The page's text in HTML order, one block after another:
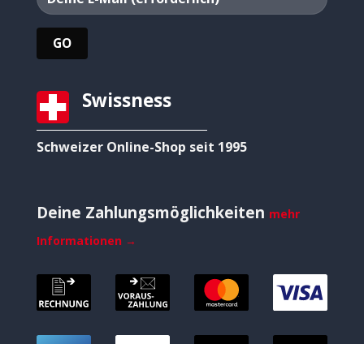
Swissness
Schweizer Online-Shop seit 1995
Deine Zahlungsmöglichkeiten mehr
Informationen →